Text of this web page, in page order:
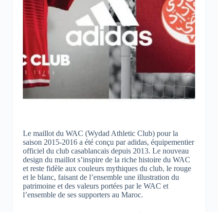
Le maillot du WAC (Wydad Athletic Club) pour la
saison 2015-2016 a été conçu par adidas, équipementier
officiel du club casablancais depuis 2013. Le nouveau
design du maillot s’inspire de la riche histoire du WAC
et reste fidèle aux couleurs mythiques du club, le rouge
et le blanc, faisant de l’ensemble une illustration du
patrimoine et des valeurs portées par le WAC et
l’ensemble de ses supporters au Maroc.